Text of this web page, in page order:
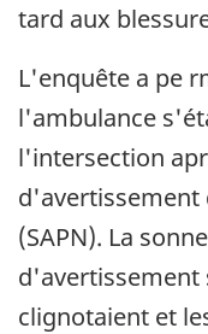
tard aux
L'enquête a pe
l'ambulance
l'intersection
d'avertissement
(SAPN). La
d'avertissement
clignotaient et